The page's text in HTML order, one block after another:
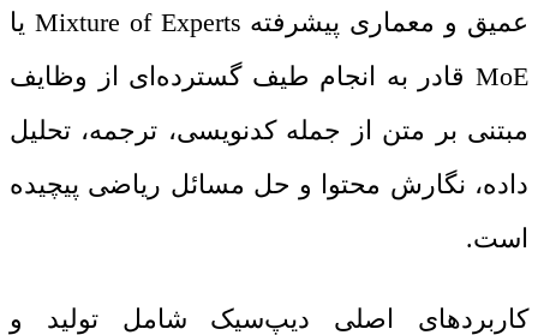
عمیق و معماری پیشرفته Mixture of Experts یا
MoE قادر به انجام طیف گسترده‌ای از وظایف
مبتنی بر متن از جمله کدنویسی، ترجمه، تحلیل
داده، نگارش محتوا و حل مسائل ریاضی پیچیده
است.
کاربردهای اصلی دیپ‌سیک شامل تولید و